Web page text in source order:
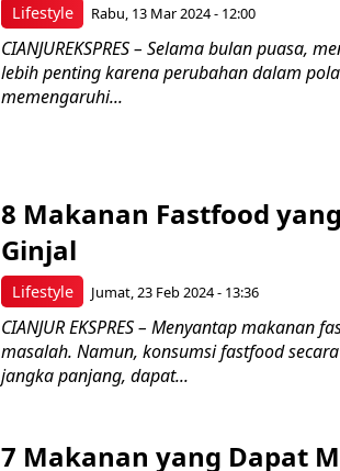
Lifestyle Rabu, 13 Mar 2024 - 12:00
CIANJUREKSPRES – Selama bulan puasa,
lebih penting karena perubahan dalam
memengaruhi...
Lifestyle
8 Makanan Fastfood
Ginjal
Jumat, 23 Feb 2024 - 13:36
CIANJUR EKSPRES – Menyantap makanan
masalah. Namun, konsumsi fastfood
jangka panjang, dapat...
7 Makanan yang Dapat